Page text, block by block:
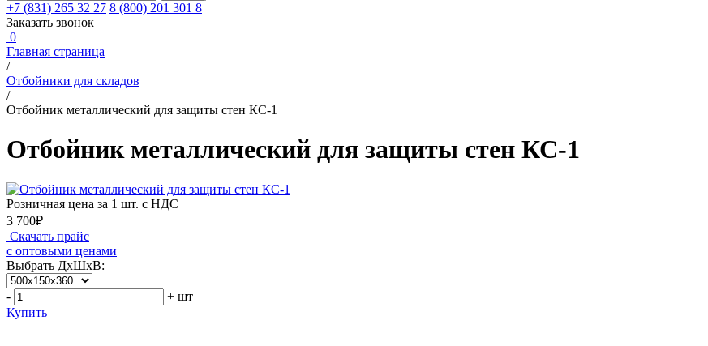
+7 (831) 265 32 27 8 (800) 201 301 8
Заказать звонок
0
Главная страница
/
Отбойники для складов
/
Отбойник металлический для защиты стен КС-1
Отбойник металлический для защиты стен КС-1
Розничная цена за 1 шт. с НДС
3 700₽
Скачать прайс
с оптовыми ценами
Выбрать ДхШхВ:
- + шт
Купить